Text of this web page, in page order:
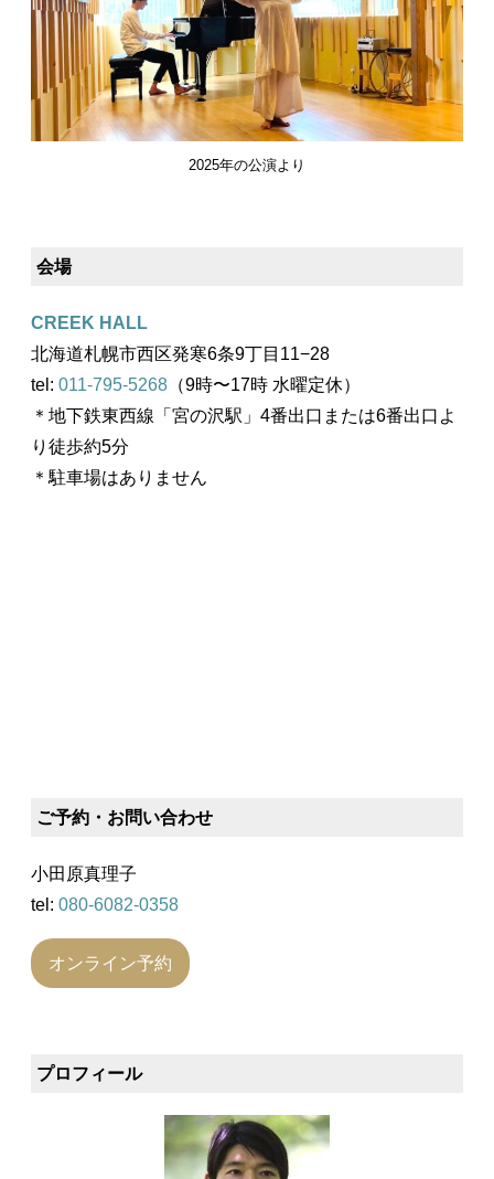
2025年の公演より
会場
CREEK HALL
北海道札幌市西区発寒6条9丁目11−28
tel: 011-795-5268 （9時〜17時 水曜定休）
＊地下鉄東西線「宮の沢駅」4番出口または6番出口よ
り徒歩約5分
＊駐車場はありません
ご予約・お問い合わせ
小田原真理子
tel: 080-6082-0358
オンライン予約
プロフィール